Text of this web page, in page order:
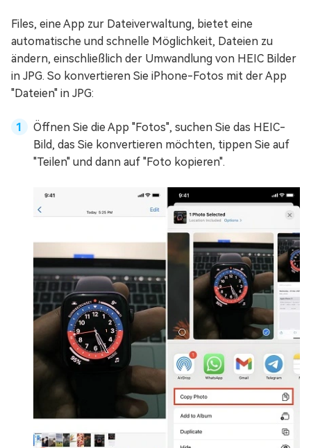
Files, eine App zur Dateiverwaltung, bietet eine
automatische und schnelle Möglichkeit, Dateien zu
ändern, einschließlich der Umwandlung von HEIC Bilder
in JPG. So konvertieren Sie iPhone-Fotos mit der App
"Dateien" in JPG:
Öffnen Sie die App "Fotos", suchen Sie das HEIC-
Bild, das Sie konvertieren möchten, tippen Sie auf
"Teilen" und dann auf "Foto kopieren".